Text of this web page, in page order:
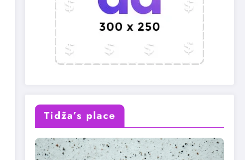
Tidža’s place